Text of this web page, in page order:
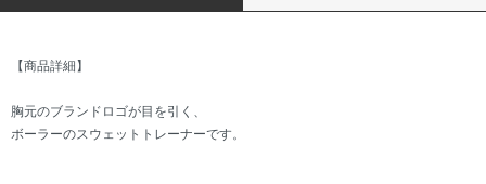
【商品詳細】
胸元のブランドロゴが目を引く、
ボーラーのスウェットトレーナーです。